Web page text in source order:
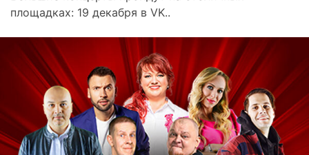
площадках: 19 декабря в VK..